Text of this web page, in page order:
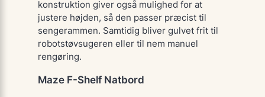
konstruktion giver også mulighed for at
justere højden, så den passer præcist til
sengerammen. Samtidig bliver gulvet frit til
robotstøvsugeren eller til nem manuel
rengøring.
Maze F-Shelf Natbord